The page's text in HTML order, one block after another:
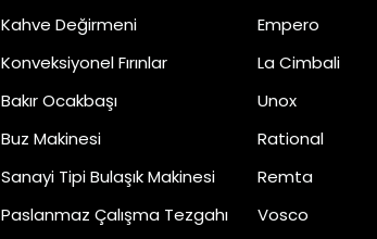
Kahve Değirmeni
Konveksiyonel Fırınlar
Bakır Ocakbaşı
Buz Makinesi
Sanayi Tipi Bulaşık Makinesi
Paslanmaz Çalışma Tezgahı
Empero
La Cimbali
Unox
Rational
Remta
Vosco